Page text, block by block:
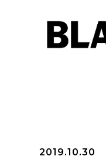
2019.10.30